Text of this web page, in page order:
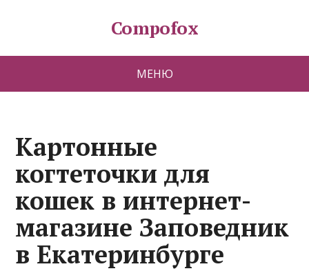
Compofox
МЕНЮ
Картонные
когтеточки для
кошек в интернет-
магазине Заповедник
в Екатеринбурге